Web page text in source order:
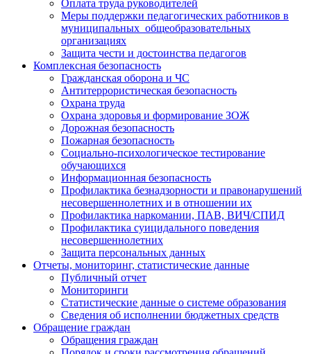
Оплата труда руководителей
Меры поддержки педагогических работников в
муниципальных общеобразовательных
организациях
Защита чести и достоинства педагогов
Комплексная безопасность
Гражданская оборона и ЧС
Антитеррористическая безопасность
Охрана труда
Охрана здоровья и формирование ЗОЖ
Дорожная безопасность
Пожарная безопасность
Социально-психологическое тестирование
обучающихся
Информационная безопасность
Профилактика безнадзорности и правонарушений
несовершеннолетних и в отношении их
Профилактика наркомании, ПАВ, ВИЧ/СПИД
Профилактика суицидального поведения
несовершеннолетних
Защита персональных данных
Отчеты, мониторинг, статистические данные
Публичный отчет
Мониторинги
Статистические данные о системе образования
Сведения об исполнении бюджетных средств
Обращение граждан
Обращения граждан